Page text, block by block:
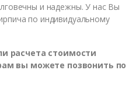
и надежны. У нас Вы
по индивидуальному
расчета стоимости
вы можете позвонить по